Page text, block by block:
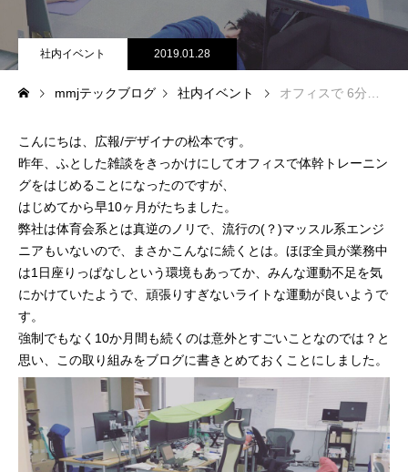
インタビュー
スタッフ紹介
仕事を知る
教務システム開発
不動産システム開発
プログラマーの1週間
デザイナーの1週間
求人採用情報
フロントエンドエンジニア
【正社員】Webデザイナー
社内イベント 2019.01.28
mmjテックブログ 社内イベント オフィスで 6分間体幹トレーニング
こんにちは、広報/デザイナの松本です。
昨年、ふとした雑談をきっかけにしてオフィスで体幹トレーニン
グをはじめることになったのですが、
はじめてから早10ヶ月がたちました。
弊社は体育会系とは真逆のノリで、流行の(？)マッスル系エンジ
ニアもいないので、まさかこんなに続くとは。ほぼ全員が業務中
は1日座りっぱなしという環境もあってか、みんな運動不足を気
にかけていたようで、頑張りすぎないライトな運動が良いようで
す。
強制でもなく10か月間も続くのは意外とすごいことなのでは？と
思い、この取り組みをブログに書きとめておくことにしました。